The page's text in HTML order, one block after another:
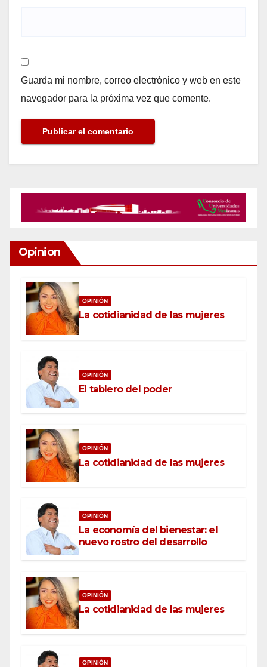
Guarda mi nombre, correo electrónico y web en este
navegador para la próxima vez que comente.
Opinion
OPINIÓN
La cotidianidad de las mujeres
OPINIÓN
El tablero del poder
OPINIÓN
La cotidianidad de las mujeres
OPINIÓN
La economía del bienestar: el
nuevo rostro del desarrollo
OPINIÓN
La cotidianidad de las mujeres
OPINIÓN